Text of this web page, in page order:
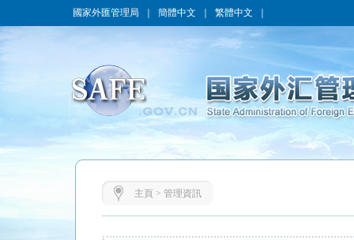
國家外匯管理局 簡體中文 繁體中文
主頁 > 管理資訊